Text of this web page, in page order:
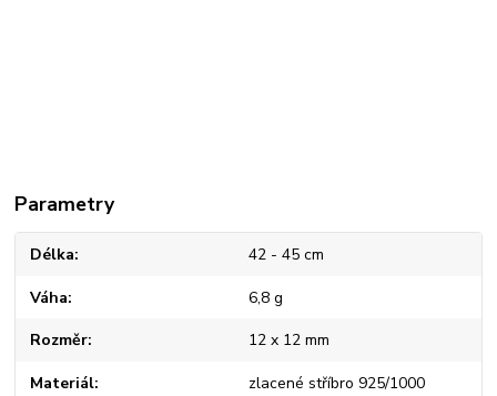
Parametry
Délka 42 - 45 cm
Váha 6,8 g
Rozměr 12 x 12 mm
Materiál zlacené stříbro 925/1000